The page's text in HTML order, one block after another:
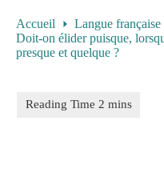
Accueil
Langue française
Doit-on élider puisque,
presque et quelque ?